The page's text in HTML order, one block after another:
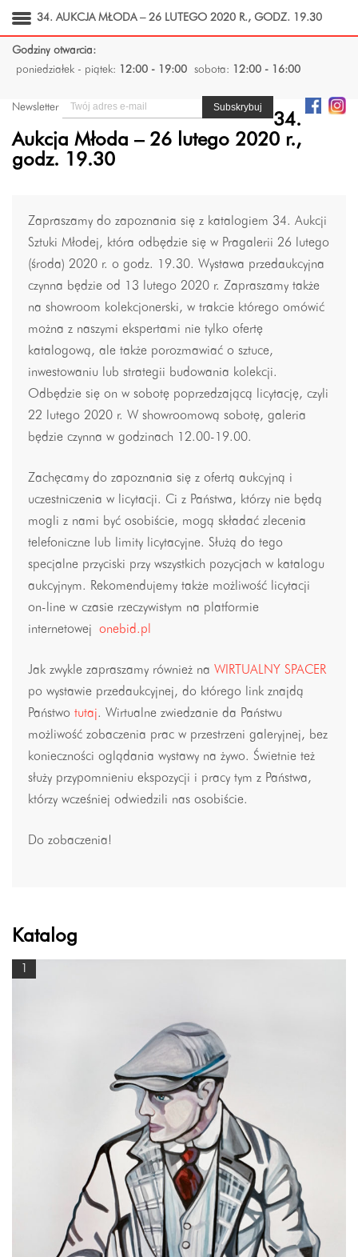
Godziny otwarcia:
poniedziałek - piątek:
12:00 - 19:00 sobota: 12:00 - 16:00
Newsletter
34.
Aukcja Młoda – 26 lutego 2020 r.,
godz. 19.30
Zapraszamy do zapoznania się z katalogiem 34. Aukcji
Sztuki Młodej, która odbędzie się w Pragalerii 26 lutego
(środa) 2020 r. o godz. 19.30. Wystawa przedaukcyjna
czynna będzie od 13 lutego 2020 r. Zapraszamy także
na showroom kolekcjonerski, w trakcie którego omówić
można z naszymi ekspertami nie tylko ofertę
katalogową, ale także porozmawiać o sztuce,
inwestowaniu lub strategii budowania kolekcji.
Odbędzie się on w sobotę poprzedzającą licytację, czyli
22 lutego 2020 r. W showroomową sobotę, galeria
będzie czynna w godzinach 12.00-19.00.
Zachęcamy do zapoznania się z ofertą aukcyjną i
uczestniczenia w licytacji. Ci z Państwa, którzy nie będą
mogli z nami być osobiście, mogą składać zlecenia
telefoniczne lub limity licytacyjne. Służą do tego
specjalne przyciski przy wszystkich pozycjach w katalogu
aukcyjnym. Rekomendujemy także możliwość licytacji
on-line w czasie rzeczywistym na platformie
internetowej onebid.pl
Jak zwykle zapraszamy również na WIRTUALNY SPACER
po wystawie przedaukcyjnej, do którego link znajdą
Państwo tutaj. Wirtualne zwiedzanie da Państwu
możliwość zobaczenia prac w przestrzeni galeryjnej, bez
konieczności oglądania wystawy na żywo. Świetnie też
służy przypomnieniu ekspozycji i pracy tym z Państwa,
którzy wcześniej odwiedzili nas osobiście.
Do zobaczenia!
Katalog
34. AUKCJA MŁODA – 26 LUTEGO 2020 R., GODZ. 19.30